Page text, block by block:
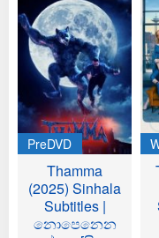
PreDVD
Thamma
(2025) Sinhala
Subtitles |
නොපෙනෙන